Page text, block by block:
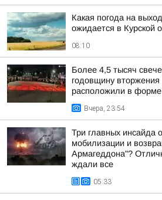
Какая погода на
ожидается в Курской
08:10
Более 4,5 тысяч
годовщину
расположили в форме
Вчера, 23:54
Три главных
мобилизации и
Армагеддона"?
ждали все
05:33